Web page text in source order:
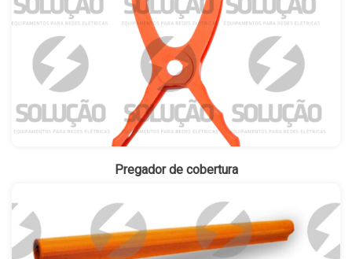
Pregador de cobertura